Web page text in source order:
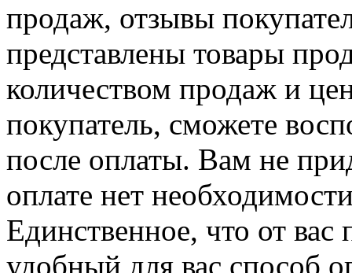
продаж, отзывы
представлены товары
количеством продаж и
покупатель, сможете
после оплаты. Вам не
оплате нет
Единственное, что от вас
удобный для вас способ